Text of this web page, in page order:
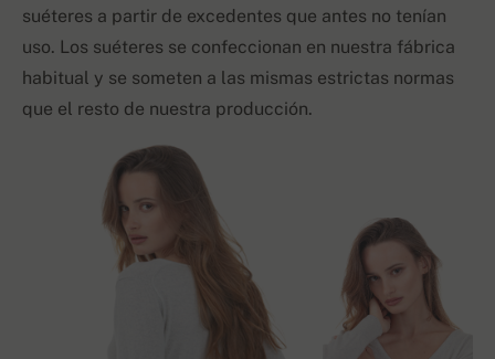
suéteres a partir de excedentes que antes no tenían
uso. Los suéteres se confeccionan en nuestra fábrica
habitual y se someten a las mismas estrictas normas
que el resto de nuestra producción.